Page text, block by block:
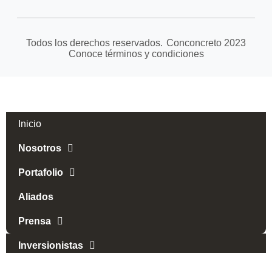
Todos los derechos reservados. Conconcreto 2023
Conoce términos y condiciones
Inicio
Nosotros
Portafolio
Aliados
Prensa
Inversionistas